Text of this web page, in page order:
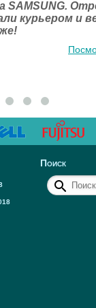
SAMSUNG.
курьером и
Поиск